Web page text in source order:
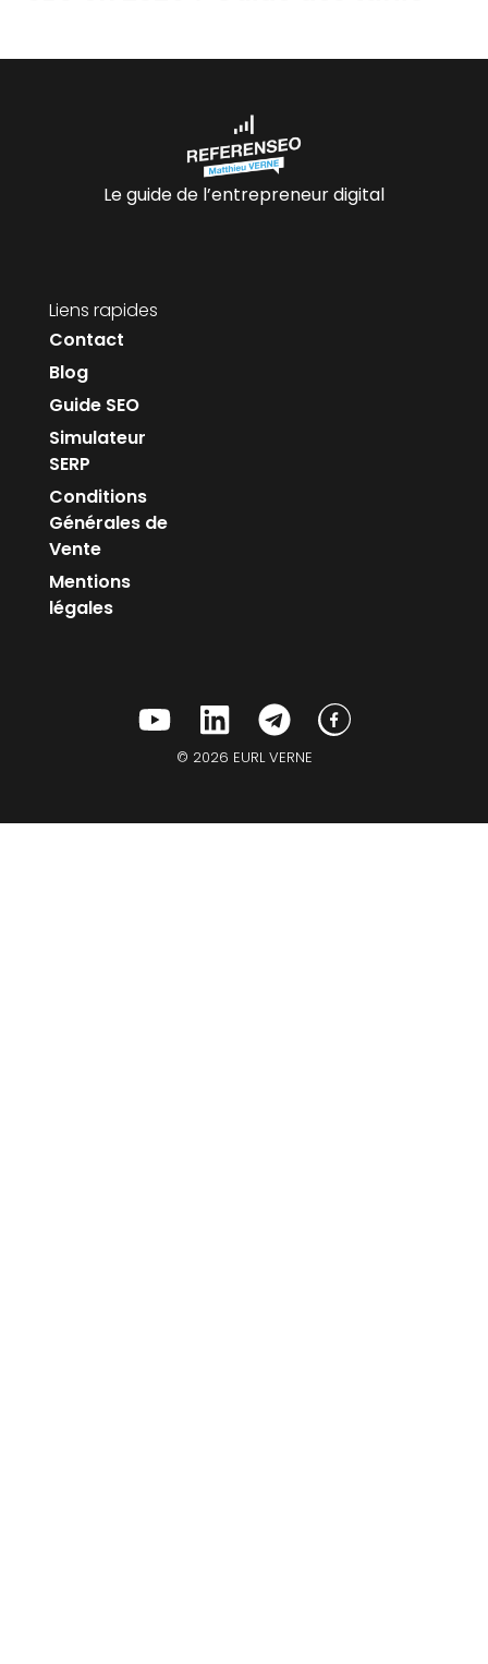
Le guide de l’entrepreneur digital
Liens rapides
Contact
Blog
Guide SEO
Simulateur
SERP
Conditions
Générales de
Vente
Mentions
légales
© 2026 EURL VERNE